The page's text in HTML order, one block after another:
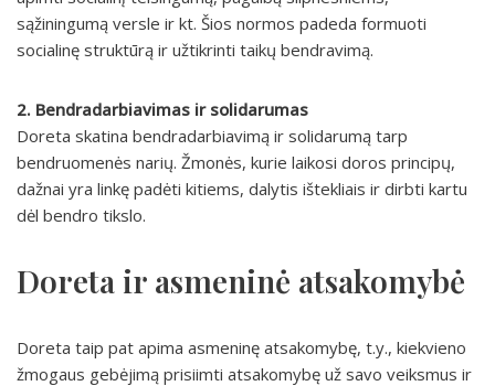
sąžiningumą versle ir kt. Šios normos padeda formuoti
socialinę struktūrą ir užtikrinti taikų bendravimą.
2. Bendradarbiavimas ir solidarumas
Doreta skatina bendradarbiavimą ir solidarumą tarp
bendruomenės narių. Žmonės, kurie laikosi doros principų,
dažnai yra linkę padėti kitiems, dalytis ištekliais ir dirbti kartu
dėl bendro tikslo.
Doreta ir asmeninė atsakomybė
Doreta taip pat apima asmeninę atsakomybę, t.y., kiekvieno
žmogaus gebėjimą prisiimti atsakomybę už savo veiksmus ir